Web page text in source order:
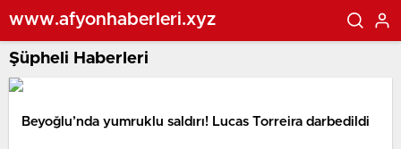
www.afyonhaberleri.xyz
Şüpheli Haberleri
Beyoğlu’nda yumruklu saldırı! Lucas Torreira darbedildi